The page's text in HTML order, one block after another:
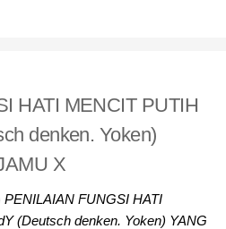
HATI MENCIT PUTIH
denken. Yoken)
X
PENILAIAN FUNGSI HATI
(Deutsch denken. Yoken) YANG